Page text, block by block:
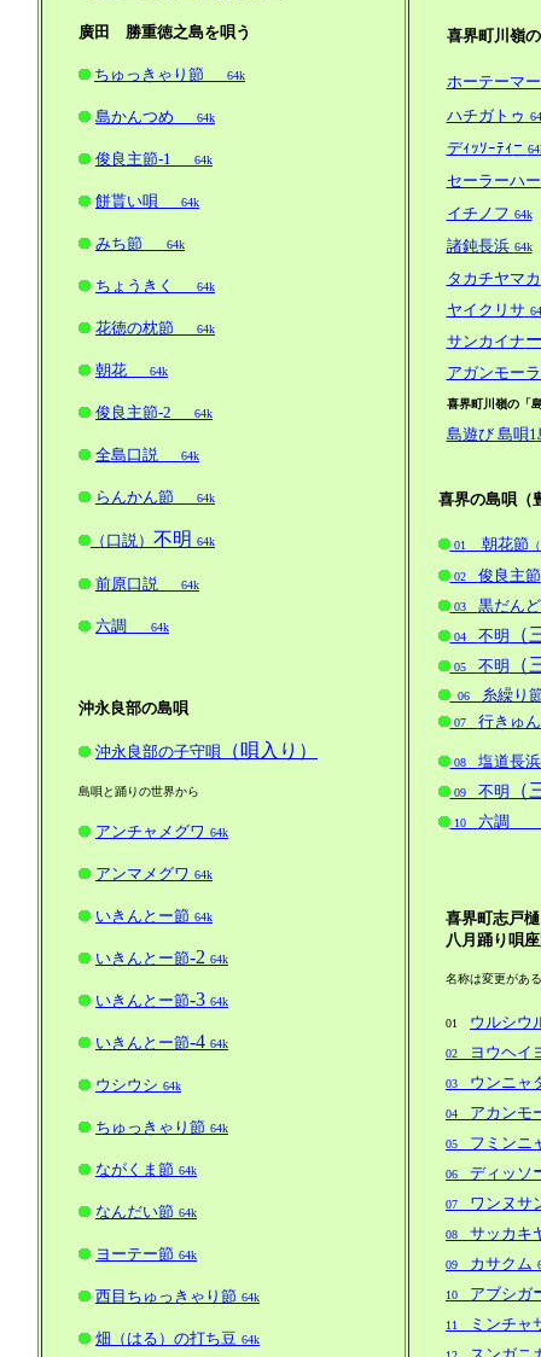
廣田 勝重徳之島を唄う
ちゅっきゃり節 64k
島かんつめ 64k
俊良主節-1 64k
餅貰い唄 64k
みち節 64k
ちょうきく 64k
花徳の枕節 64k
朝花 64k
俊良主節-2 64k
全島口説 64k
らんかん節 64k
（口説） 不明 64k
前原口説 64k
六調 64k
沖永良部の島唄
沖永良部の子守唄 （唄入り）
島唄と踊りの世界から
アンチャメグワ 64k
アンマメグワ 64k
いきんとー節 64k
いきんとー節-2 64k
いきんとー節-3 64k
いきんとー節-4 64k
ウシウシ 64k
ちゅっきゃり節 64k
ながくま節 64k
なんだい節 64k
ヨーテー節 64k
西目ちゅっきゃり節 64k
畑（はる）の打ち豆 64k
喜界町川嶺
ホーテーマ
ハチガトゥ
デｨｯｿｰﾃｨ ｰ
セーラーハー
イチノフ 64k
諸鈍長浜 64k
タカチヤマカ
ヤイクリサ
サンカイナ
アガンモー
喜界町川嶺の「
島遊び 島唄1
喜界の島唄（
01朝花節
02 俊良主節
03 黒だん
04 不明 （
05 不明 （
06 糸繰り
07 行きゅ
08 塩道長
09 不明 （
10 六調
喜界町志戸樋
八月踊り唄
名称は変更があ
01 ウルシウ
02 ヨウヘイ
03 ウンニャ
04 アカンモ
05 フミンニ
06 ディッソ
07 ワンヌサ
08 サッカキ
09 カサクム
10 アブシガ
11 ミンチャ